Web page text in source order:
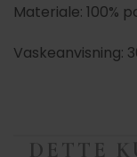
Materiale: 100%
Vaskeanvisning:
DETTE